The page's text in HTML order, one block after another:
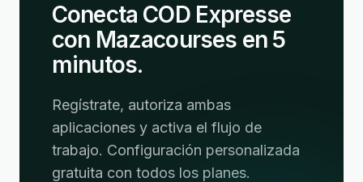
Conecta COD Expresse
con Mazacourses en 5
minutos.
Regístrate, autoriza ambas
aplicaciones y activa el flujo de
trabajo. Configuración personalizada
gratuita con todos los planes.